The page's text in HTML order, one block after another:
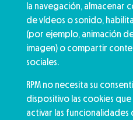
la navegación, almacenar
de vídeos o sonido,
(por ejemplo, animación
imagen) o compartir
sociales.
RPM no necesita su
dispositivo las cookies que
activar las funcionalidades